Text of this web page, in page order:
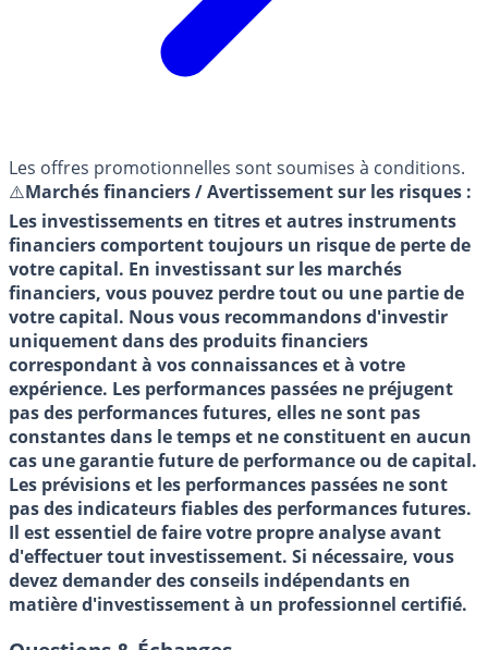
Les offres promotionnelles sont soumises à conditions.
⚠️Marchés financiers / Avertissement sur les risques :
Les investissements en titres et autres instruments
financiers comportent toujours un risque de perte de
votre capital. En investissant sur les marchés
financiers, vous pouvez perdre tout ou une partie de
votre capital. Nous vous recommandons d'investir
uniquement dans des produits financiers
correspondant à vos connaissances et à votre
expérience. Les performances passées ne préjugent
pas des performances futures, elles ne sont pas
constantes dans le temps et ne constituent en aucun
cas une garantie future de performance ou de capital.
Les prévisions et les performances passées ne sont
pas des indicateurs fiables des performances futures.
Il est essentiel de faire votre propre analyse avant
d'effectuer tout investissement. Si nécessaire, vous
devez demander des conseils indépendants en
matière d'investissement à un professionnel certifié.